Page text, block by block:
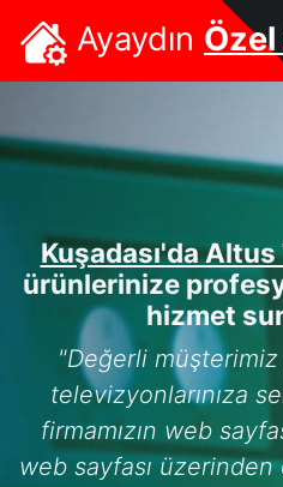
Ayaydın
Kuşadası'da
ürünlerinize
hizmet
"Değerli müşterimiz
televizyonlarınıza
firmamızın web
web sayfası üzerinden